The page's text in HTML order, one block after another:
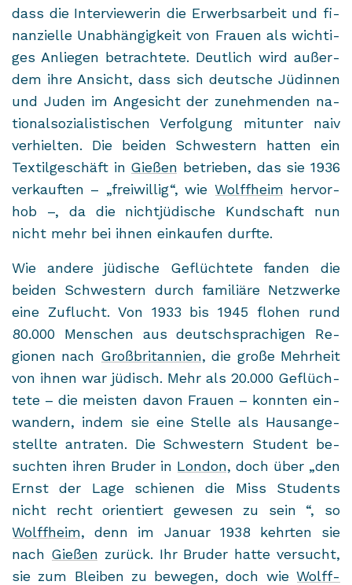
dass die In­ter­viewe­rin die Er­werbs­ar­beit und fi­
nan­zi­el­le Un­ab­hän­gig­keit von Frau­en als wich­ti­
ges An­lie­gen be­trach­te­te. Deut­lich wird au­ßer­
dem ihre An­sicht, dass sich deut­sche Jü­din­nen
und Juden im An­ge­sicht der zu­neh­men­den na­
tio­nal­so­zia­lis­ti­schen Ver­fol­gung mit­un­ter naiv
ver­hiel­ten. Die bei­den Schwes­tern hat­ten ein
Tex­til­ge­schäft in Gie­ßen be­trie­ben, das sie 1936
ver­kauf­ten – „frei­wil­lig“, wie Wolff­heim her­vor­
hob –, da die nicht­jü­di­sche Kund­schaft nun
nicht mehr bei ihnen ein­kau­fen durf­te.
Wie an­de­re jü­di­sche Ge­flüch­te­te fan­den die
bei­den Schwes­tern durch fa­mi­liä­re Netz­wer­ke
eine Zu­flucht. Von 1933 bis 1945 flo­hen rund
80.000 Men­schen aus deutsch­spra­chi­gen Re­
gio­nen nach Groß­bri­tan­ni­en, die große Mehr­heit
von ihnen war jü­disch. Mehr als 20.000 Ge­flüch­
te­te – die meis­ten davon Frau­en – konn­ten ein­
wan­dern, indem sie eine Stel­le als Haus­an­ge­
stell­te an­tra­ten. Die Schwes­tern Stu­dent be­
such­ten ihren Bru­der in Lon­don, doch über „den
Ernst der Lage schie­nen die Miss Stu­dents
nicht recht ori­en­tiert ge­we­sen zu sein “, so
Wolff­heim, denn im Ja­nu­ar 1938 kehr­ten sie
nach Gie­ßen zu­rück. Ihr Bru­der hatte ver­sucht,
sie zum Blei­ben zu be­we­gen, doch wie Wolff­